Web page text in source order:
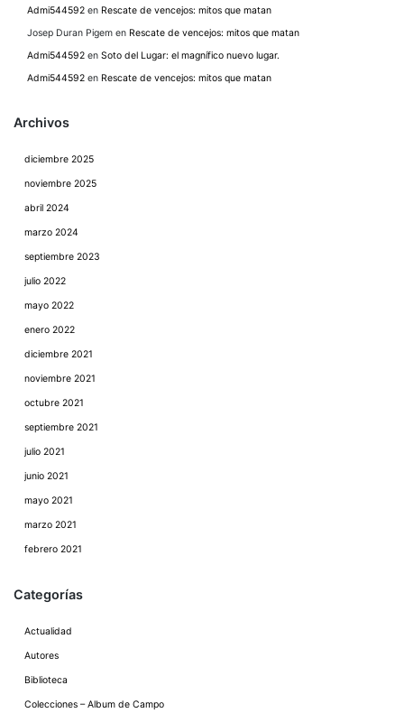
Admi544592 en Rescate de vencejos: mitos que matan
Josep Duran Pigem en Rescate de vencejos: mitos que matan
Admi544592 en Soto del Lugar: el magnífico nuevo lugar.
Admi544592 en Rescate de vencejos: mitos que matan
Archivos
diciembre 2025
noviembre 2025
abril 2024
marzo 2024
septiembre 2023
julio 2022
mayo 2022
enero 2022
diciembre 2021
noviembre 2021
octubre 2021
septiembre 2021
julio 2021
junio 2021
mayo 2021
marzo 2021
febrero 2021
Categorías
Actualidad
Autores
Biblioteca
Colecciones – Album de Campo